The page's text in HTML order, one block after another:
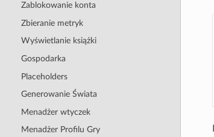
Zablokowanie konta
Zbieranie metryk
Wyświetlanie książki
Gospodarka
Placeholders
Generowanie Świata
Menadżer wtyczek
Menadżer Profilu Gry